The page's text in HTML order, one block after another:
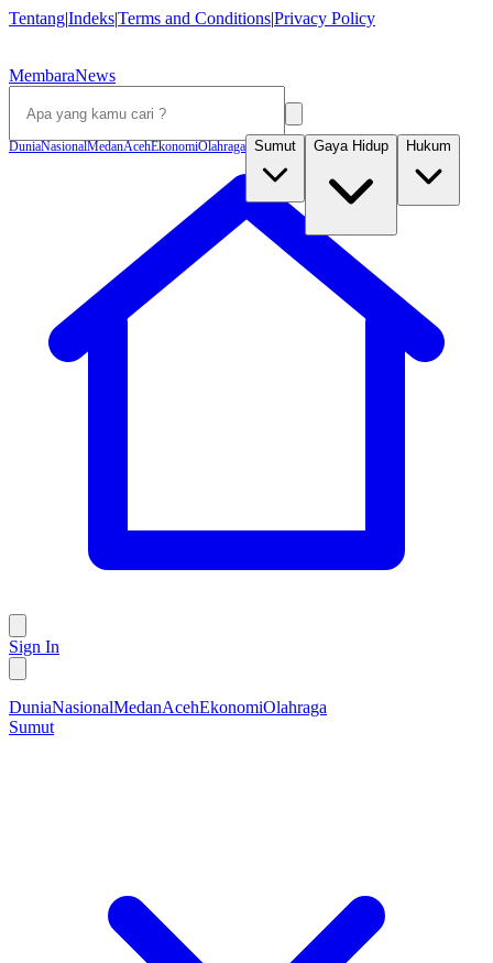
Tentang|Indeks|Terms and Conditions|Privacy Policy
MembaraNews
DuniaNasionalMedanAcehEkonomiOlahraga Sumut Gaya Hidup Hukum
Sign In
DuniaNasionalMedanAcehEkonomiOlahraga
Sumut